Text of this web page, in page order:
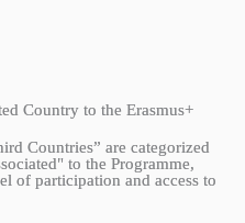
Country to the Erasmus+
Countries” are categorized
to the Programme,
of participation and access to